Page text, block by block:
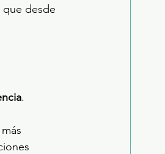
que desde
.